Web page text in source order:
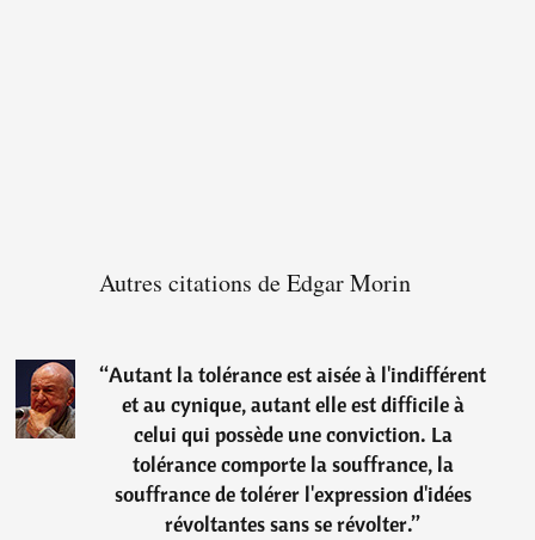
Autres citations de Edgar Morin
“Autant la tolérance est aisée à l'indifférent
et au cynique, autant elle est difficile à
celui qui possède une conviction. La
tolérance comporte la souffrance, la
souffrance de tolérer l'expression d'idées
révoltantes sans se révolter.”